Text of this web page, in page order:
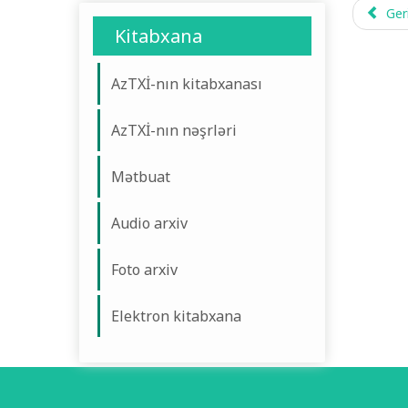
Kitabxana
AzTXİ-nın kitabxanası
AzTXİ-nın nəşrləri
Mətbuat
Audio arxiv
Foto arxiv
Elektron kitabxana